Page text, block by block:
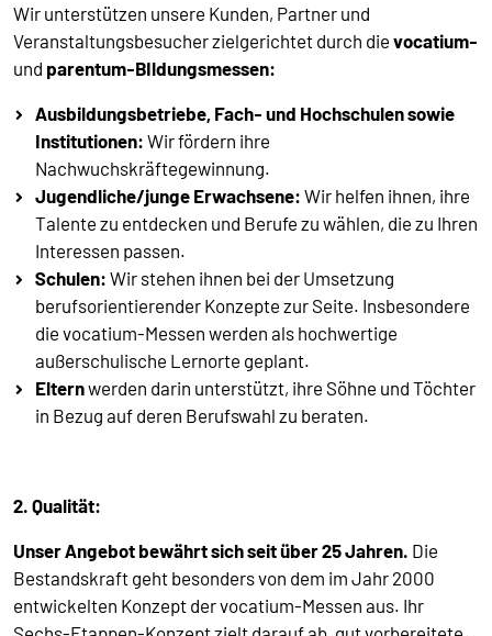
Wir unterstützen unsere Kunden, Partner und
Veranstaltungsbesucher zielgerichtet durch die vocatium-
und parentum-BIldungsmessen:
Ausbildungsbetriebe, Fach- und Hochschulen sowie
Institutionen: Wir fördern ihre
Nachwuchskräftegewinnung.
Jugendliche/junge Erwachsene: Wir helfen ihnen, ihre
Talente zu entdecken und Berufe zu wählen, die zu Ihren
Interessen passen.
Schulen: Wir stehen ihnen bei der Umsetzung
berufsorientierender Konzepte zur Seite. Insbesondere
die vocatium-Messen werden als hochwertige
außerschulische Lernorte geplant.
Elternwerden darin unterstützt, ihre Söhne und Töchter
in Bezug auf deren Berufswahl zu beraten.
2. Qualität:
Unser Angebot bewährt sich seit über 25 Jahren. Die
Bestandskraft geht besonders von dem im Jahr 2000
entwickelten Konzept der vocatium-Messen aus. Ihr